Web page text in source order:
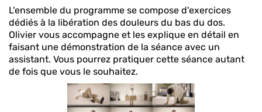
L'ensemble du programme se compose d'exercices
dédiés à la libération des douleurs du bas du dos.
Olivier vous accompagne et les explique en détail en
faisant une démonstration de la séance avec un
assistant. Vous pourrez pratiquer cette séance autant
de fois que vous le souhaitez.